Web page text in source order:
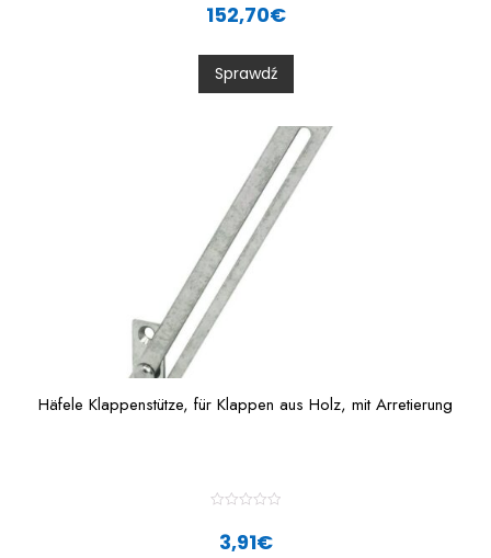
0
o
u
t
152,70€
Sprawdź
Häfele Klappenstütze, für Klappen aus Holz, mit Arretierung
3,91€